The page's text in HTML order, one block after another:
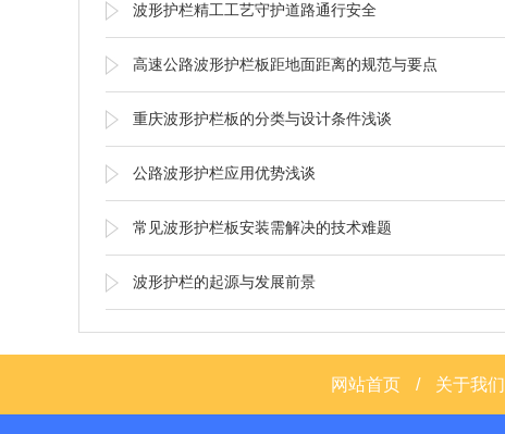
波形护栏精工工艺守护道路通行安全
高速公路波形护栏板距地面距离的规范与要点
重庆波形护栏板的分类与设计条件浅谈
公路波形护栏应用优势浅谈
常见波形护栏板安装需解决的技术难题
波形护栏的起源与发展前景
网站首页 / 关于我们